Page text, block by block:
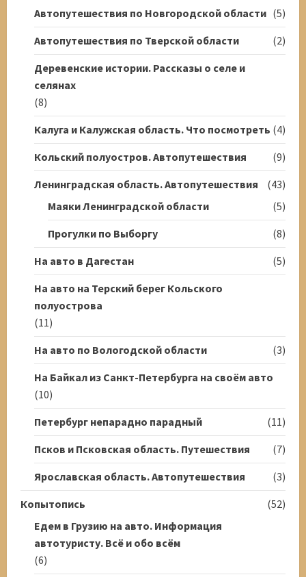
Автопутешествия по Новгородской области (5)
Автопутешествия по Тверской области
(2)
Деревенские истории. Рассказы о селе и
селянах
(8)
Калуга и Калужская область. Что посмотреть (4)
Кольский полуостров. Автопутешествия
(9)
Ленинградская область. Автопутешествия
(43)
Маяки Ленинградской области
(5)
Прогулки по Выборгу
(8)
На авто в Дагестан
(5)
На авто на Терский берег Кольского
полуострова
(11)
На авто по Вологодской области
(3)
На Байкал из Санкт-Петербурга на своём авто
(10)
Петербург непарадно парадный
(11)
Псков и Псковская область. Путешествия
(7)
Ярославская область. Автопутешествия
(3)
Копытопись
(52)
Едем в Грузию на авто. Информация
автотуристу. Всё и обо всём
(6)